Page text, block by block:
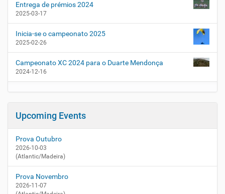
Entrega de prémios 2024
2025-03-17
Inicia-se o campeonato 2025
2025-02-26
Campeonato XC 2024 para o Duarte Mendonça
2024-12-16
Upcoming Events
Prova Outubro
2026-10-03
(Atlantic/Madeira)
Prova Novembro
2026-11-07